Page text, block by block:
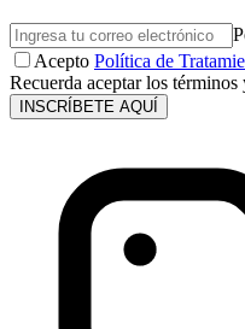
Acepto Política de
Recuerda aceptar los
INSCRÍBETE AQUÍ